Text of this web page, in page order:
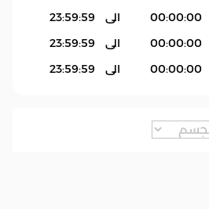
00:00:00 الى
23:59:59
00:00:00 الى
23:59:59
00:00:00 الى 23:59:59